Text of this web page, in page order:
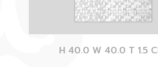
H 40.0 W 40.0 T 1.5